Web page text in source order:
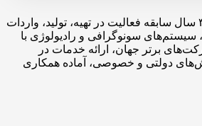
زکریاشاپ با نزدیک به ۳۰ سال سابقه فعالیت در تهیه، تولید، واردات
سیستم‌های سونوگرافی و رادیولوژی با
برتر جهان، ارائه خدمات در
دولتی و خصوصی، آماده همکاری